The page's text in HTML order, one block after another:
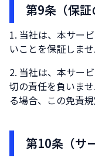
第9条（保証
当社は、本サー
いことを保証しませ
当社は、本サー
切の責任を負いま
る場合、この免責
第10条（サ